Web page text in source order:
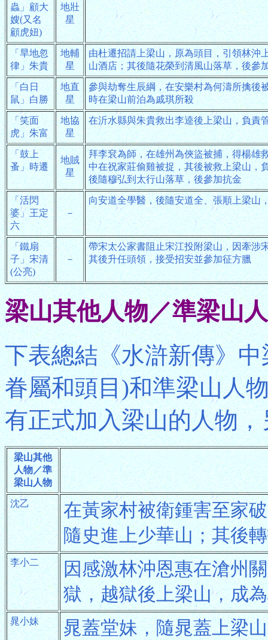
蟲」顧大
嫂(又名
顧虎妞)
地壯
星
「旱地忽
律」朱貴
地輔
星
由杜遷招請上梁山，原為頭目，引領林沖
山酒店；其後隨花榮到清風山落草，後參
「白日
鼠」白勝
地直
星
參與劫奪生辰綱，在安樂村為何濤所擒後
時在梁山前泊為戚琪所殺
「笑面
虎」朱富
地協
星
在沂水縣與朱貴救出李逵後上梁山，負責
「鼓上
蚤」時遷
地賊
星
拜李袞為師，在雄州為俠盜被捕，得楊雄
中在祝家莊偷雞被捉，其後被救上梁山，
後隨穆弘到太行山落草，後參加抗金
「活閃
婆」王定
六
－
向安道全學醫，後隨安道全、張順上梁山
「鐵扇
子」宋清
(公亮)
－
帶宋太公家書阻止宋江投附梁山，因牽涉
其後升任頭領，接受招安並參加征方臘
梁山其他人物／準梁山
下表總結《水滸新傳》
眷屬和頭目)和準梁山人
有正式加入梁山的人物
梁山其他
人物／準
梁山人物
沈乙
在黃家村被衛鍾害至家
隨史進上少華山；其後
李小二
因感激林沖恩惠在滄州
獄，越獄後上梁山，成
晁小妹
晁蓋堂妹，隨晁蓋上梁